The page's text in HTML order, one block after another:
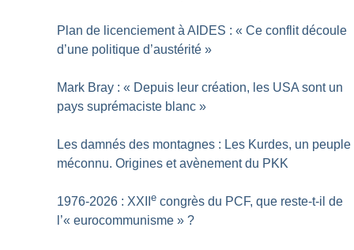
Plan de licenciement à AIDES : « Ce conflit découle
d’une politique d’austérité »
Mark Bray : « Depuis leur création, les USA sont un
pays suprémaciste blanc »
Les damnés des montagnes : Les Kurdes, un peuple
méconnu. Origines et avènement du PKK
1976-2026 : XXIIe congrès du PCF, que reste-t-il de
l’« eurocommunisme » ?